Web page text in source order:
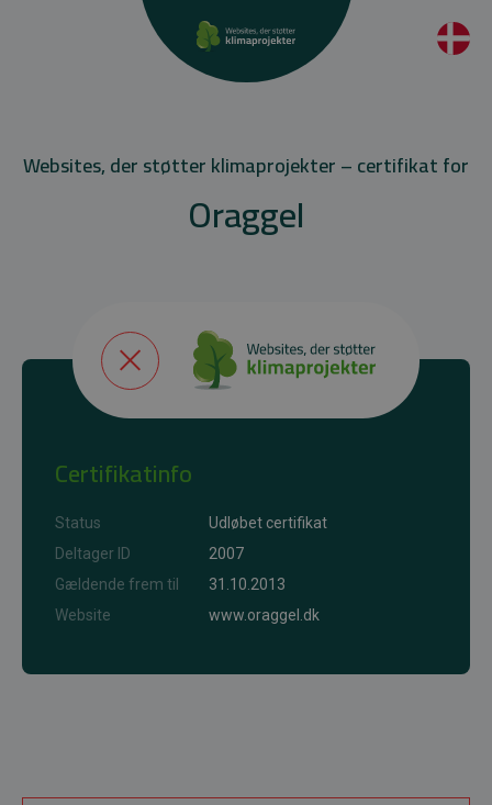
Websites, der støtter klimaprojekter – certifikat for
Oraggel
Certifikatinfo
Status
Udløbet certifikat
Deltager ID
2007
Gældende frem til
31.10.2013
Website
www.oraggel.dk